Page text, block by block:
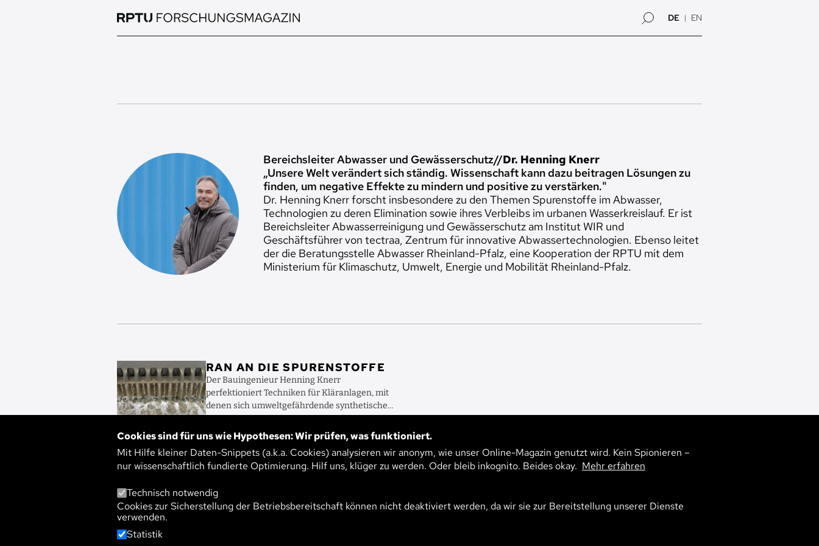
DE EN
Bereichsleiter Abwasser und Gewässerschutz//Dr. Henning Knerr
„Unsere Welt verändert sich ständig. Wissenschaft kann dazu beitragen Lösungen zu
finden, um negative Effekte zu mindern und positive zu verstärken."
Dr. Henning Knerr forscht insbesondere zu den Themen Spurenstoffe im Abwasser,
Technologien zu deren Elimination sowie ihres Verbleibs im urbanen Wasserkreislauf. Er ist
Bereichsleiter Abwasserreinigung und Gewässerschutz am Institut WIR und
Geschäftsführer von tectraa, Zentrum für innovative Abwassertechnologien. Ebenso leitet
der die Beratungsstelle Abwasser Rheinland-Pfalz, eine Kooperation der RPTU mit dem
Ministerium für Klimaschutz, Umwelt, Energie und Mobilität Rheinland-Pfalz.
Bild RAN AN DIE SPURENSTOFFE
Der Bauingenieur Henning Knerr
perfektioniert Techniken für Kläranlagen, mit
denen sich umweltgefährdende synthetische
Substanzen – Schmerzmittel oder ...
WEITERLESEN
Cookies sind für uns wie Hypothesen: Wir prüfen, was funktioniert.
Mit Hilfe kleiner Daten-Snippets (a.k.a. Cookies) analysieren wir anonym, wie unser Online-Magazin genutzt wird. Kein Spionieren –
nur wissenschaftlich fundierte Optimierung. Hilf uns, klüger zu werden. Oder bleib inkognito. Beides okay. Mehr erfahren
Technisch notwendig
Cookies zur Sicherstellung der Betriebsbereitschaft können nicht deaktiviert werden, da wir sie zur Bereitstellung unserer Dienste
verwenden.
Statistik